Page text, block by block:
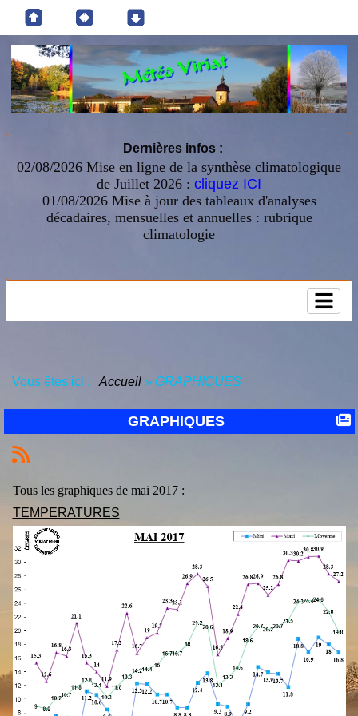
Dernières infos :
02/08/2026 Mise en ligne de la synthèse climatologique
de Juillet 2026 : cliquez ICI
01/08/2026 Mise à jour des tableaux d'analyses
décadaires, mensuelles et annuelles : rubrique
climatologie
Vous êtes ici : Accueil » GRAPHIQUES
GRAPHIQUES
Tous les graphiques de mai 2017 :
TEMPERATURES